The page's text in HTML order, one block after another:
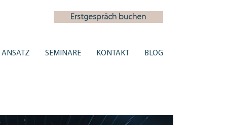
Erstgespräch buchen
ANSATZ SEMINARE KONTAKT BLOG